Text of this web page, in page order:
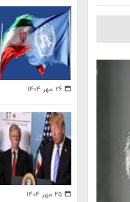
۲۶ مهر ۱۴۰۴
۲۵ مهر ۱۴۰۴